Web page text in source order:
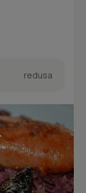
redusa